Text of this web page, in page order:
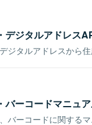
デジタルアドレス
ジタルアドレスから
バーコードマニュ
バーコードに関する